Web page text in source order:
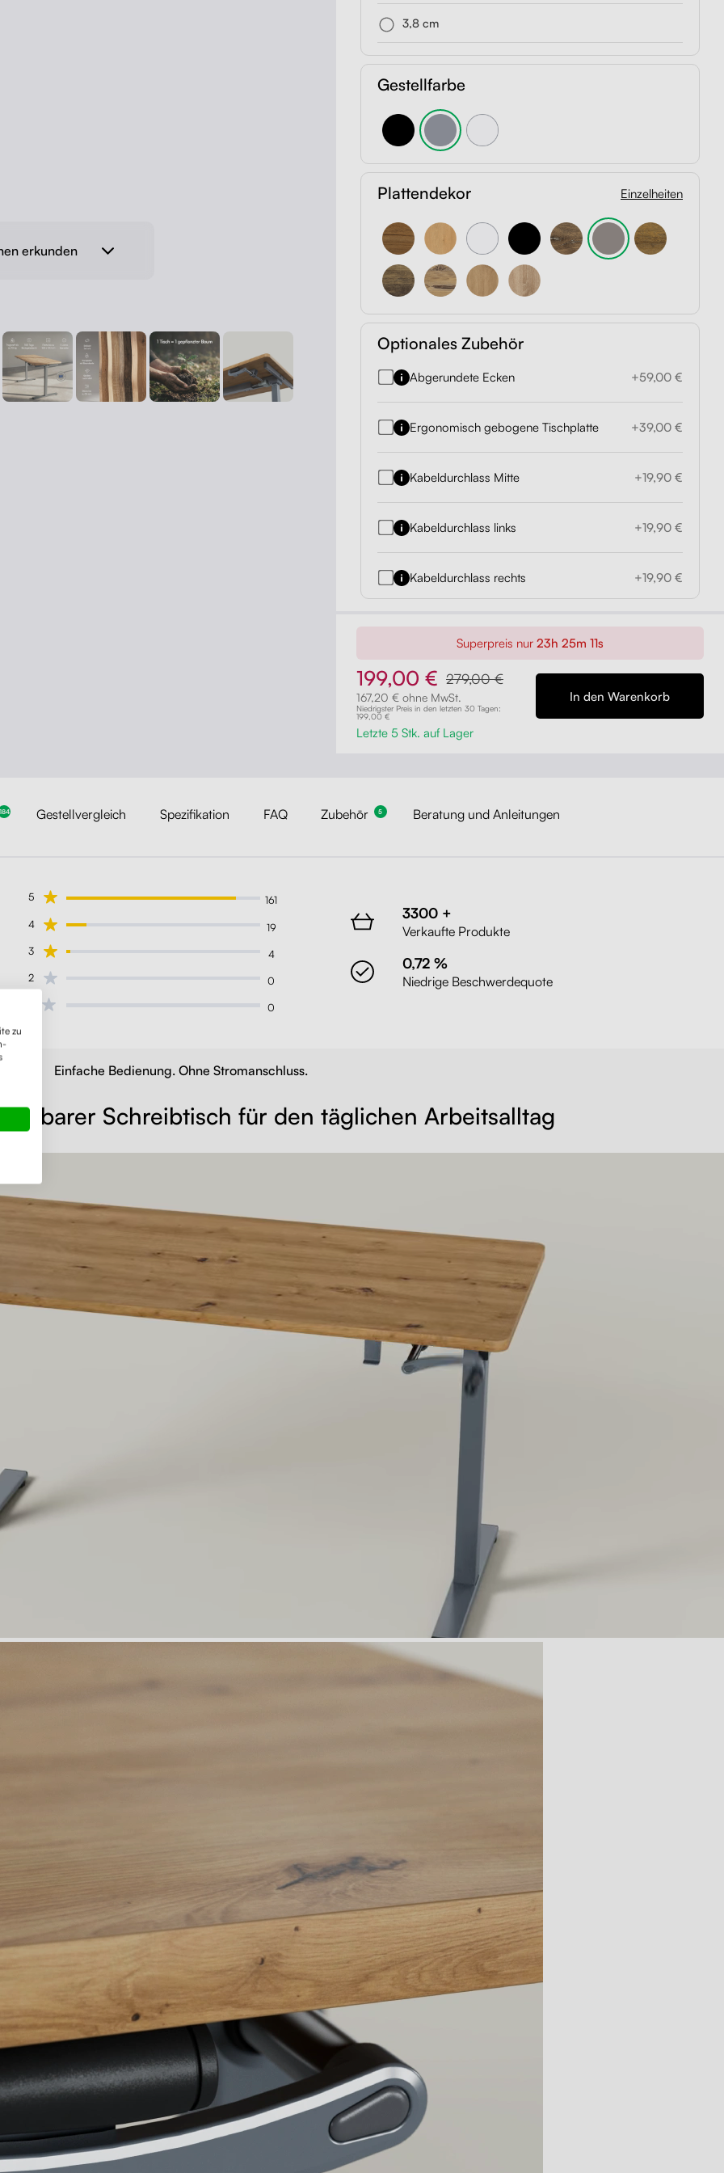
erkunden
Gestellfarbe
3,8 cm
Plattendekor Einzelheiten
Optionales Zubehör
Abgerundete Ecken +59,00 €
Ergonomisch gebogene Tischplatte +39,00 €
Kabeldurchlass Mitte +19,90 €
Kabeldurchlass links +19,90 €
Kabeldurchlass rechts +19,90 €
Superpreis nur 23h 25m 10s
199,00 € 279,00 €
167,20 € ohne MwSt.
Niedrigster Preis in den letzten 30 Tagen:
199,00 €
Letzte 5 Stk. auf Lager
184 Gestellvergleich Spezifikation FAQ Zubehör 5 Beratung und Anleitungen
5
161
4
19
3
4
2
0
0
3300 +
Verkaufte Produkte
0,72 %
Niedrige Beschwerdequote
Einfache Bedienung. Ohne Stromanschluss.
Schreibtisch für den täglichen Arbeitsalltag
zu